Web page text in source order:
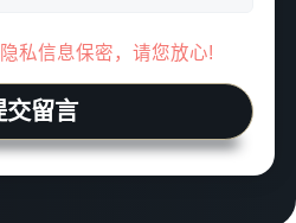
私信息保密，请您放心!
交留言